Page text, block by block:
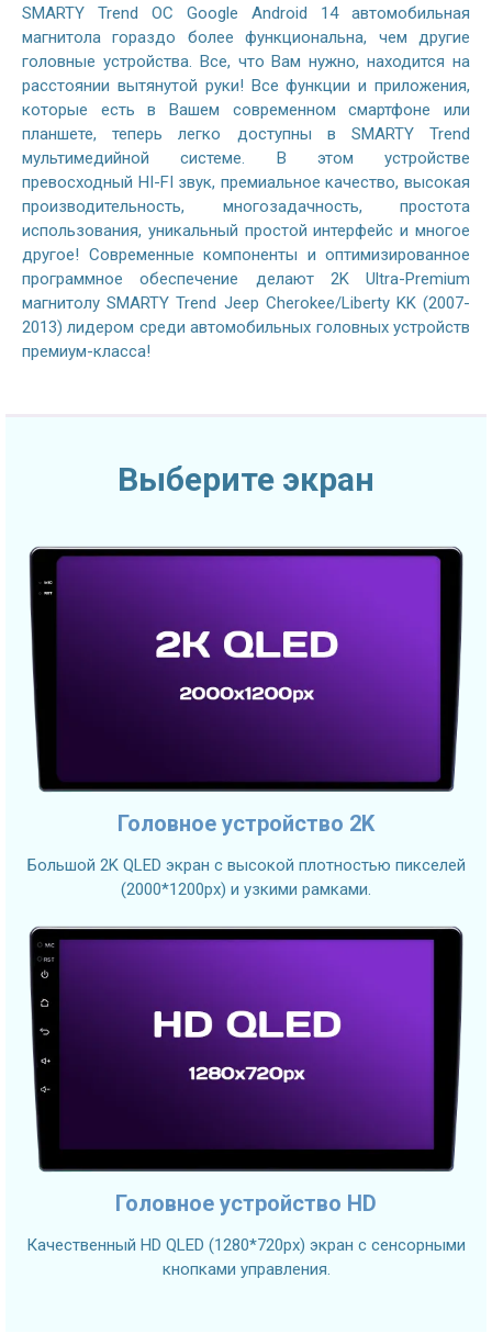
SMARTY Trend ОС Google Android 14 автомобильная
магнитола гораздо более функциональна, чем другие
головные устройства. Все, что Вам нужно, находится на
расстоянии вытянутой руки! Все функции и приложения,
которые есть в Вашем современном смартфоне или
планшете, теперь легко доступны в SMARTY Trend
мультимедийной системе. В этом устройстве
превосходный HI-FI звук, премиальное качество, высокая
производительность, многозадачность, простота
использования, уникальный простой интерфейс и многое
другое! Современные компоненты и оптимизированное
программное обеспечение делают 2K Ultra-Premium
магнитолу SMARTY Trend Jeep Cherokee/Liberty KK (2007-
2013) лидером среди автомобильных головных устройств
премиум-класса!
Выберите экран
Головное устройство 2K
Большой 2K QLED экран с высокой плотностью пикселей
(2000*1200px) и узкими рамками.
Головное устройство HD
Качественный HD QLED (1280*720px) экран с сенсорными
кнопками управления.